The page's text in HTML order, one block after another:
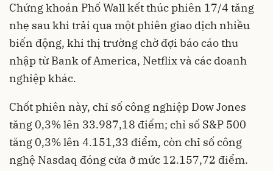
Chứng khoán Phố Wall kết thúc phiên 17/4 tăng
nhẹ sau khi trải qua một phiên giao dịch nhiều
biến động, khi thị trường chờ đợi báo cáo thu
nhập từ Bank of America, Netflix và các doanh
nghiệp khác.
Chốt phiên này, chỉ số công nghiệp Dow Jones
tăng 0,3% lên 33.987,18 điểm; chỉ số S&P 500
tăng 0,3% lên 4.151,33 điểm, còn chỉ số công
nghệ Nasdaq đóng cửa ở mức 12.157,72 điểm.